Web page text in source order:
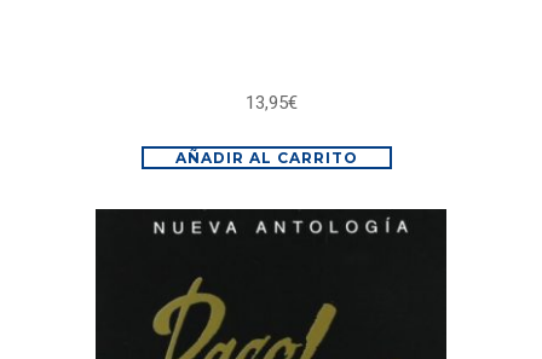
13,95€
AÑADIR AL CARRITO